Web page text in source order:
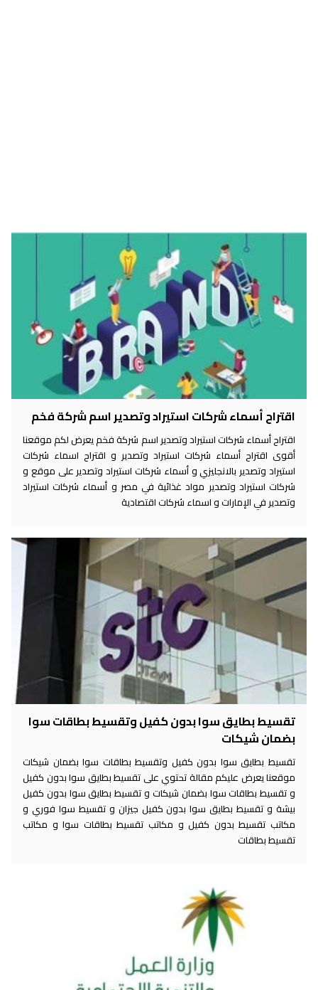
اقتراح أسماء شركات استيراد وتصدير اسم شركة فخم
اقتراح أسماء شركات استيراد وتصدير اسم شركة فخم يعرض لكم موقعنا
أقوى اقتراح أسماء شركات استيراد وتصدير و اقتراح اسماء شركات
استيراد وتصدير بالانجليزي و أسماء شركات استيراد وتصدير على موقع و
شركات استيراد وتصدير مواد غذائية في مصر و أسماء شركات استيراد
وتصدير في الإمارات و اسماء شركات اقتصادية
تقسيط بطايق سوا بدون كفيل وتقسيط بطاقات سوا
بضمان شيكات
تقسيط بطايق سوا بدون كفيل وتقسيط بطاقات سوا بضمان شيكات
موقعنا يعرض عليكم مقالة تحتوي على تقسيط بطايق سوا بدون كفيل
و تقسيط بطاقات سوا بضمان شيكات و تقسيط بطايق سوا بدون كفيل
بيشة و تقسيط بطايق سوا بدون كفيل جيزان و تقسيط سوا فوري و
مكاتب تقسيط بدون كفيل و مكاتب تقسيط بطاقات سوا و مكاتب
تقسيط بطاقات